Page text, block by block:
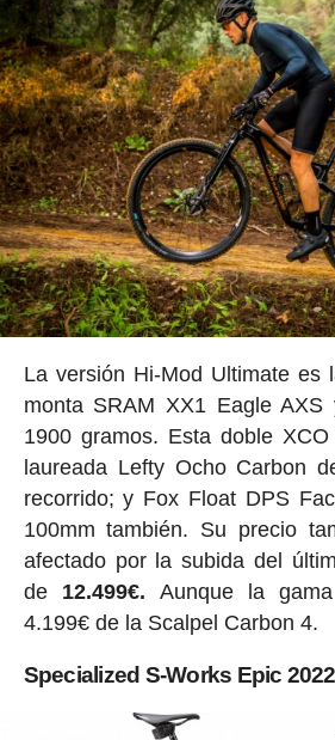
La versión Hi-Mod Ultimate es
monta SRAM XX1 Eagle
1900 gramos. Esta doble
laureada Lefty Ocho Carbon
recorrido; y Fox Float DPS
100mm también. Su precio
afectado por la subida del
de 12.499€. Aunque la
4.199€ de la Scalpel Carbon 4.
Specialized S-Works Epic 2022